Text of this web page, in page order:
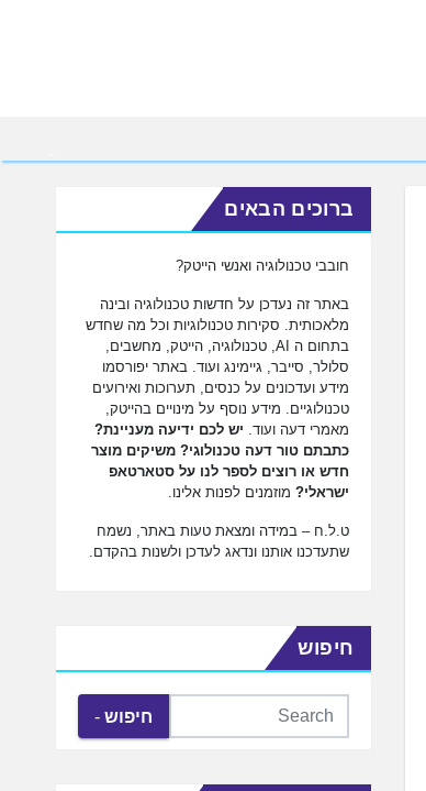
ברוכים הבאים
חובבי טכנולוגיה ואנשי הייטק?
באתר זה נעדכן על חדשות טכנולוגיה ובינה
מלאכותית. סקירות טכנולוגיות וכל מה שחדש
בתחום ה AI, טכנולוגיה, הייטק, מחשבים,
סלולר, סייבר, גיימינג ועוד. באתר יפורסמו
מידע ועדכונים על כנסים, תערוכות ואירועים
טכנולוגיים. מידע נוסף על מינויים בהייטק,
מאמרי דעה ועוד. יש לכם ידיעה מעניינת?
כתבתם טור דעה טכנולוגי? משיקים מוצר
חדש או רוצים לספר לנו על סטארטאפ
ישראלי? מוזמנים לפנות אלינו.
ט.ל.ח – במידה ומצאת טעות באתר, נשמח
שתעדכנו אותנו ונדאג לעדכן ולשנות בהקדם.
חיפוש
חיפוש